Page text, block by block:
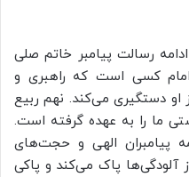
رسالت پیامبر خاتم صلی
کسی است که راهبری و
او دستگیری می‌کند. نهم ربیع
ما را به عهده گرفته است.
الهی و حجت‌های
پاک می‌کند و پاکی